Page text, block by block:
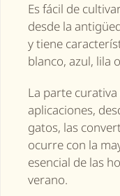
Es fácil de
desde la
y tiene
blanco, azul, lila
La parte
aplicaciones,
gatos, las conv
ocurre con la
esencial de las
verano.